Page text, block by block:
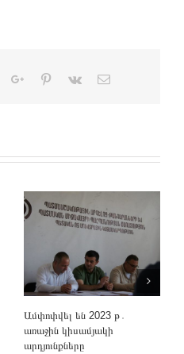
TumblrGoogle+Pinterest
Vk Email
Ամփոփվել են 2023 թ․
առաջին կիսամյակի
արդյունքները